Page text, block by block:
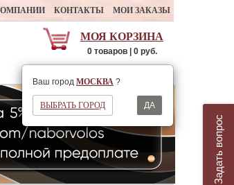
КОНТАКТЫ МОИ ЗАКАЗЫ
МОЯ КОРЗИНА
0 товаров | 0 руб.
Ваш город МОСКВА ?
ВЫБРАТЬ ГОРОД ДА
Задать вопрос